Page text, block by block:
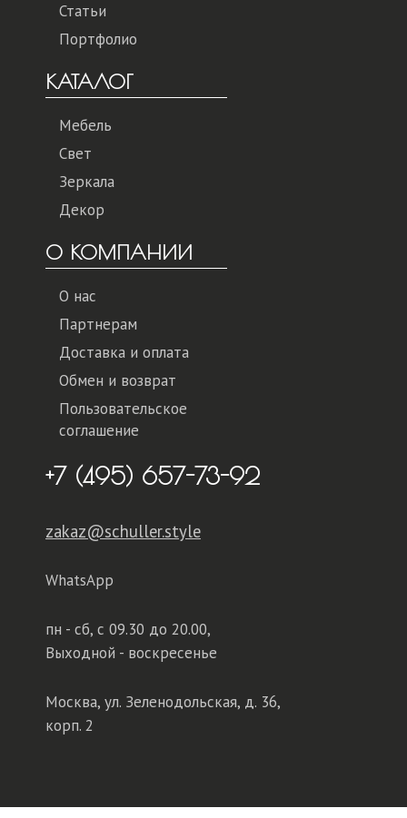
Статьи
Портфолио
КАТАЛОГ
Мебель
Свет
Зеркала
Декор
О КОМПАНИИ
О нас
Партнерам
Доставка и оплата
Обмен и возврат
Пользовательское
соглашение
+7 (495) 657-73-92
zakaz@schuller.style
WhatsApp
пн - сб, с 09.30 до 20.00,
Выходной - воскресенье
Москва, ул. Зеленодольская, д. 36,
корп. 2